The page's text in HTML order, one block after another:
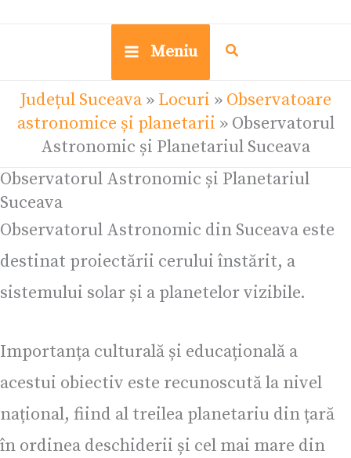
Meniu
Județul Suceava» Locuri » Observatoare
astronomice și planetarii » Observatorul
Astronomic și Planetariul Suceava
Observatorul Astronomic și Planetariul
Suceava
Observatorul Astronomic din Suceava este
destinat proiectării cerului înstărit, a
sistemului solar și a planetelor vizibile.
Importanța culturală și educațională a
acestui obiectiv este recunoscută la nivel
național, fiind al treilea planetariu din țară
în ordinea deschiderii și cel mai mare din